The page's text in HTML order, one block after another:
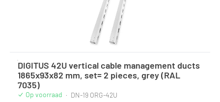
DIGITUS 42U vertical cable management ducts
1865x93x82 mm, set= 2 pieces, grey (RAL
7035)
Op voorraad · DN-19 ORG-42U